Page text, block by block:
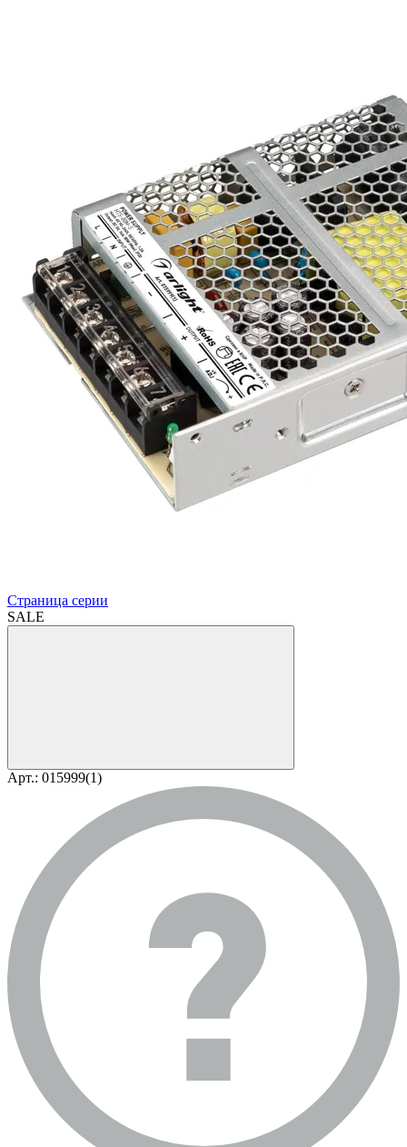
Страница серии
SALE
Арт.: 015999(1)